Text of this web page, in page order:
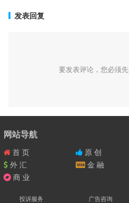
发表回复
要发表评论，您必须先
网站导航
首 页 原 创
外 汇
金 融
商 业
投诉服务 广告咨询